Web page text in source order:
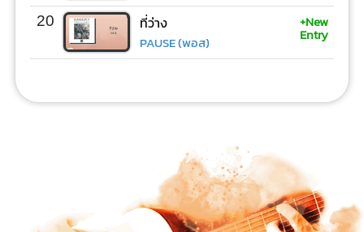
20 ที่ว่าง
PAUSE (พอส)
+New
Entry